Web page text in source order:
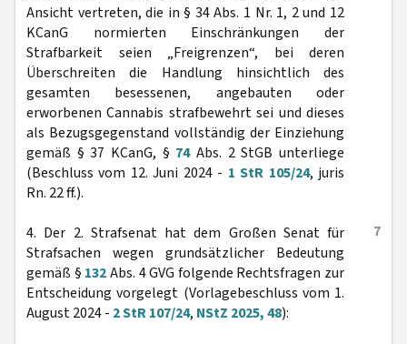
Ansicht vertreten, die in § 34 Abs. 1 Nr. 1, 2 und 12
KCanG normierten Einschränkungen der
Strafbarkeit seien „Freigrenzen“, bei deren
Überschreiten die Handlung hinsichtlich des
gesamten besessenen, angebauten oder
erworbenen Cannabis strafbewehrt sei und dieses
als Bezugsgegenstand vollständig der Einziehung
gemäß § 37 KCanG, § 74Abs. 2 StGB unterliege
(Beschluss vom 12. Juni 2024 - 1 StR 105/24, juris
Rn. 22 ff.).
7
4. Der 2. Strafsenat hat dem Großen Senat für
Strafsachen wegen grundsätzlicher Bedeutung
gemäß § 132Abs. 4 GVG folgende Rechtsfragen zur
Entscheidung vorgelegt (Vorlagebeschluss vom 1.
August 2024 - 2 StR 107/24, NStZ 2025, 48):